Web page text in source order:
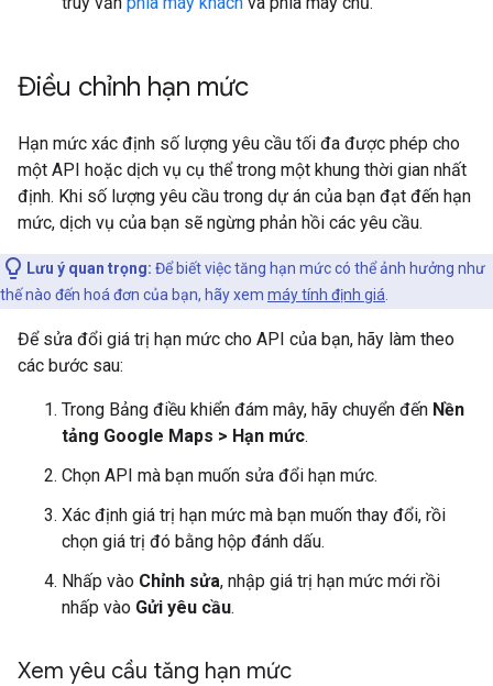
Điều chỉnh hạn mức
Hạn mức xác định số lượng yêu cầu tối đa được phép cho
một API hoặc dịch vụ cụ thể trong một khung thời gian nhất
định. Khi số lượng yêu cầu trong dự án của bạn đạt đến hạn
mức, dịch vụ của bạn sẽ ngừng phản hồi các yêu cầu.
Lưu ý quan trọng: Để biết việc tăng hạn mức có thể ảnh hưởng như
thế nào đến hoá đơn của bạn, hãy xem máy tính định giá
Để sửa đổi giá trị hạn mức cho API của bạn, hãy làm theo
các bước sau:
Trong Bảng điều khiển đám mây, hãy chuyển đến Nền
tảng Google Maps > Hạn mức.
Chọn API mà bạn muốn sửa đổi hạn mức.
Xác định giá trị hạn mức mà bạn muốn thay đổi, rồi
chọn giá trị đó bằng hộp đánh dấu.
Nhấp vào Chỉnh sửa, nhập giá trị hạn mức mới rồi
nhấp vào Gửi yêu cầu.
Xem yêu cầu tăng hạn mức